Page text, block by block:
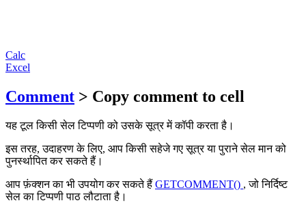
Calc
Excel
Comment > Copy comment to cell
यह टूल किसी सेल टिप्पणी को उसके सूत्र में कॉपी करता है।
इस तरह, उदाहरण के लिए, आप किसी सहेजे गए सूत्र या पुराने सेल मान को
पुनर्स्थापित कर सकते हैं।
आप फ़ंक्शन का भी उपयोग कर सकते हैं GETCOMMENT() , जो निर्दिष्ट
सेल का टिप्पणी पाठ लौटाता है।